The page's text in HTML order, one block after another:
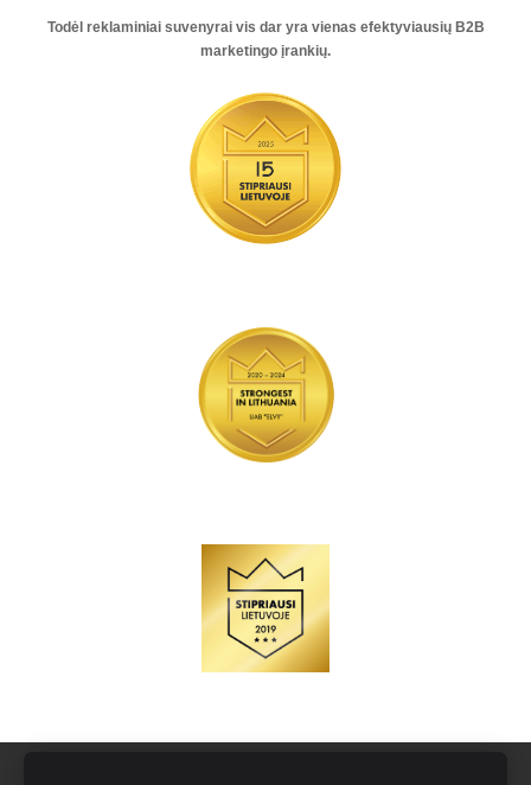
Todėl reklaminiai suvenyrai vis dar yra vienas efektyviausių B2B
marketingo įrankių.